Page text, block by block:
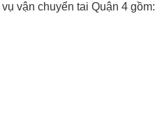
vận chuyển tai Quận 4 gồm: